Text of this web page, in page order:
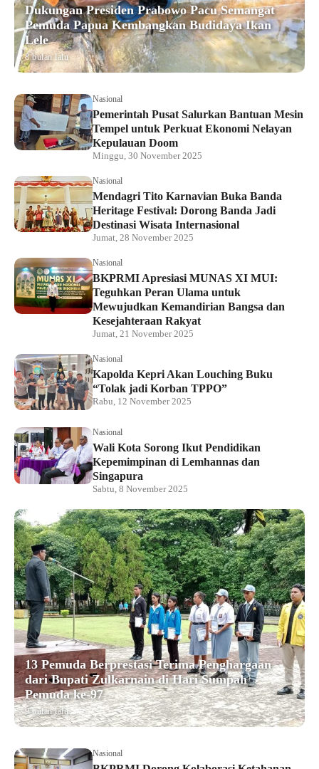
Dukungan Presiden Prabowo Pacu Semangat
Pemuda Papua Kembangkan Budidaya Ikan
Lele
8 bulan lalu
Nasional
Pemerintah Pusat Salurkan Bantuan Mesin
Tempel untuk Perkuat Ekonomi Nelayan
Kepulauan Doom
Minggu, 30 November 2025
Nasional
Mendagri Tito Karnavian Buka Banda
Heritage Festival: Dorong Banda Jadi
Destinasi Wisata Internasional
Jumat, 28 November 2025
Nasional
BKPRMI Apresiasi MUNAS XI MUI:
Teguhkan Peran Ulama untuk
Mewujudkan Kemandirian Bangsa dan
Kesejahteraan Rakyat
Jumat, 21 November 2025
Nasional
Kapolda Kepri Akan Louching Buku
“Tolak jadi Korban TPPO”
Rabu, 12 November 2025
Nasional
Wali Kota Sorong Ikut Pendidikan
Kepemimpinan di Lemhannas dan
Singapura
Sabtu, 8 November 2025
13 Pemuda Berprestasi Terima Penghargaan
dari Bupati Zulkarnain di Hari Sumpah
Pemuda ke-97
9 bulan lalu
Nasional